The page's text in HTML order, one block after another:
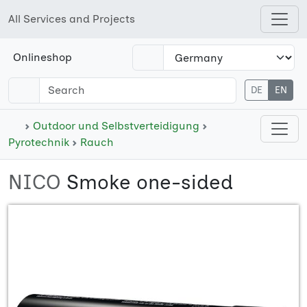
All Services and Projects
Open shops menu
Onlineshop
DE EN
Outdoor und Selbstverteidigung
Pyrotechnik
Rauch
Open
NICO Smoke one-sided